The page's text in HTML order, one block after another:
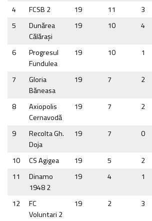
4 FCSB 2 19 11 3
5
Dunărea
Călăraşi
19 10 4
6
Progresul
Fundulea
19 10 1
7
Gloria
Băneasa
19 7 2
8
Axiopolis
Cernavodă
19 7 2
9
Recolta Gh.
Doja
19 7 0
10 CS Agigea 19 5 2
11
Dinamo
1948 2
19 4 1
12
FC
Voluntari 2
19 2 3